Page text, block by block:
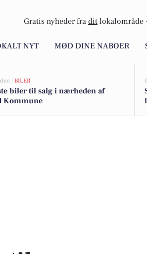
Gratis nyheder fra dit lokalområde
NYT MØD DINE NABOER
| BILER
biler til salg i nærheden af
Kommune
udvikling og samarbejde